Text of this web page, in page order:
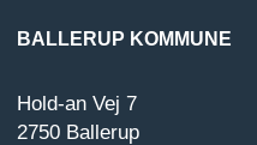
BALLERUP KOMMUNE
Hold-an Vej 7
2750 Ballerup